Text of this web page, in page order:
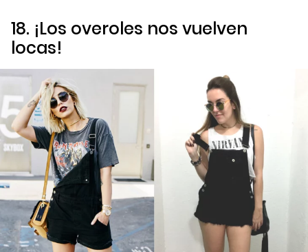
18. ¡Los overoles nos vuelven
locas!